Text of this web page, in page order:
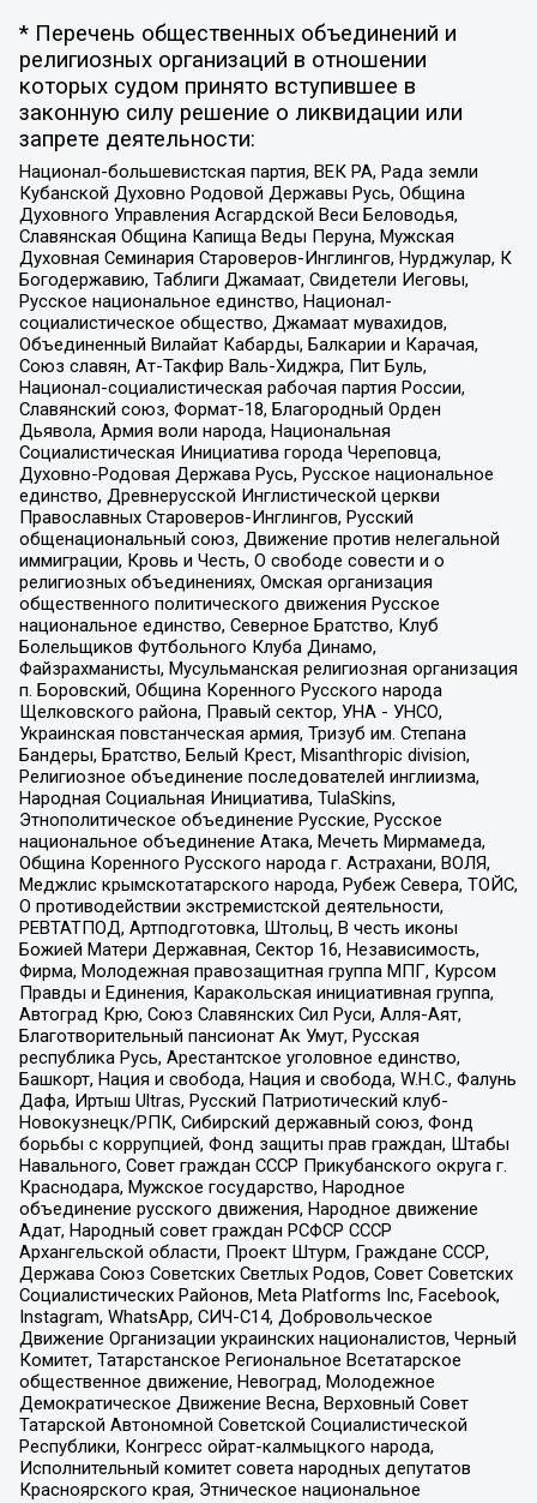
* Перечень общественных объединений и
религиозных организаций в отношении
которых судом принято вступившее в
законную силу решение о ликвидации или
запрете деятельности:
Национал-большевистская партия, ВЕК РА, Рада земли
Кубанской Духовно Родовой Державы Русь, Община
Духовного Управления Асгардской Веси Беловодья,
Славянская Община Капища Веды Перуна, Мужская
Духовная Семинария Староверов-Инглингов, Нурджулар, К
Богодержавию, Таблиги Джамаат, Свидетели Иеговы,
Русское национальное единство, Национал-
социалистическое общество, Джамаат мувахидов,
Объединенный Вилайат Кабарды, Балкарии и Карачая,
Союз славян, Ат-Такфир Валь-Хиджра, Пит Буль,
Национал-социалистическая рабочая партия России,
Славянский союз, Формат-18, Благородный Орден
Дьявола, Армия воли народа, Национальная
Социалистическая Инициатива города Череповца,
Духовно-Родовая Держава Русь, Русское национальное
единство, Древнерусской Инглистической церкви
Православных Староверов-Инглингов, Русский
общенациональный союз, Движение против нелегальной
иммиграции, Кровь и Честь, О свободе совести и о
религиозных объединениях, Омская организация
общественного политического движения Русское
национальное единство, Северное Братство, Клуб
Болельщиков Футбольного Клуба Динамо,
Файзрахманисты, Мусульманская религиозная организация
п. Боровский, Община Коренного Русского народа
Щелковского района, Правый сектор, УНА - УНСО,
Украинская повстанческая армия, Тризуб им. Степана
Бандеры, Братство, Белый Крест, Misanthropic division,
Религиозное объединение последователей инглиизма,
Народная Социальная Инициатива, TulaSkins,
Этнополитическое объединение Русские, Русское
национальное объединение Атака, Мечеть Мирмамеда,
Община Коренного Русского народа г. Астрахани, ВОЛЯ,
Меджлис крымскотатарского народа, Рубеж Севера, ТОЙС,
О противодействии экстремистской деятельности,
РЕВТАТПОД, Артподготовка, Штольц, В честь иконы
Божией Матери Державная, Сектор 16, Независимость,
Фирма, Молодежная правозащитная группа МПГ, Курсом
Правды и Единения, Каракольская инициативная группа,
Автоград Крю, Союз Славянских Сил Руси, Алля-Аят,
Благотворительный пансионат Ак Умут, Русская
республика Русь, Арестантское уголовное единство,
Башкорт, Нация и свобода, Нация и свобода, W.H.С., Фалунь
Дафа, Иртыш Ultras, Русский Патриотический клуб-
Новокузнецк/РПК, Сибирский державный союз, Фонд
борьбы с коррупцией, Фонд защиты прав граждан, Штабы
Навального, Совет граждан СССР Прикубанского округа г.
Краснодара, Мужское государство, Народное
объединение русского движения, Народное движение
Адат, Народный совет граждан РСФСР СССР
Архангельской области, Проект Штурм, Граждане СССР,
Держава Союз Советских Светлых Родов, Совет Советских
Социалистических Районов, Meta Platforms Inc, Facebook,
Instagram, WhatsApp, СИЧ-С14, Добровольческое
Движение Организации украинских националистов, Черный
Комитет, Татарстанское Региональное Всетатарское
общественное движение, Невоград, Молодежное
Демократическое Движение Весна, Верховный Совет
Татарской Автономной Советской Социалистической
Республики, Конгресс ойрат-калмыцкого народа,
Исполнительный комитет совета народных депутатов
Красноярского края, Этническое национальное